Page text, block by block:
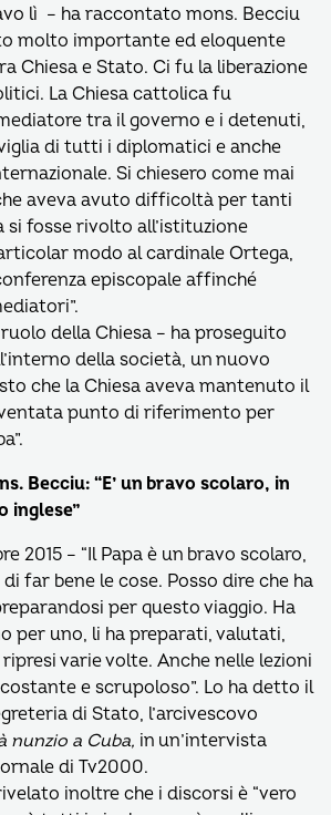
lì – ha raccontato mons. Becciu
molto importante ed eloquente
Chiesa e Stato. Ci fu la liberazione
La Chiesa cattolica fu
tra il governo e i detenuti,
di tutti i diplomatici e anche
Si chiesero come mai
aveva avuto difficoltà per tanti
si fosse rivolto all’istituzione
modo al cardinale Ortega,
episcopale affinché
della Chiesa – ha proseguito
della società, un nuovo
che la Chiesa aveva mantenuto il
punto di riferimento per
Becciu: “E’ un bravo scolaro, in
inglese”
2015 – “Il Papa è un bravo scolaro,
far bene le cose. Posso dire che ha
per questo viaggio. Ha
per uno, li ha preparati, valutati,
varie volte. Anche nelle lezioni
e scrupoloso”. Lo ha detto il
di Stato, l’arcivescovo
nunzio a Cuba, in un’intervista
di Tv2000.
inoltre che i discorsi è “vero